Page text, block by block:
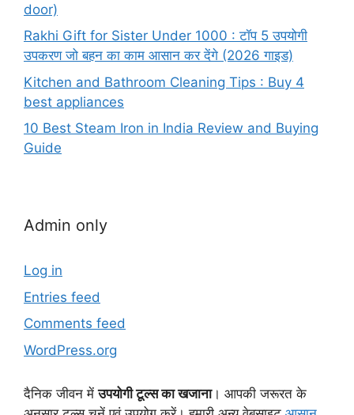
door)
Rakhi Gift for Sister Under 1000 : टॉप 5 उपयोगी
उपकरण जो बहन का काम आसान कर देंगे (2026 गाइड)
Kitchen and Bathroom Cleaning Tips : Buy 4
best appliances
10 Best Steam Iron in India Review and Buying
Guide
Admin only
Log in
Entries feed
Comments feed
WordPress.org
दैनिक जीवन मेंउपयोगी टूल्स का खजाना। आपकी जरूरत के